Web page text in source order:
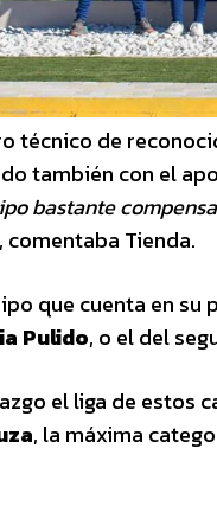
técnico de
también con el
bastante
comentaba Tienda.
que cuenta en
Pulido, o el del
el liga de estos
, la máxima